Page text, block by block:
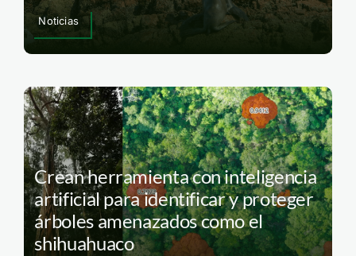
Noticias
Crean herramienta con inteligencia
artificial para identificar y proteger
árboles amenazados como el
shihuahuaco